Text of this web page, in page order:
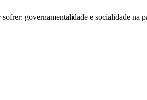
governamentalidade e socialidade na